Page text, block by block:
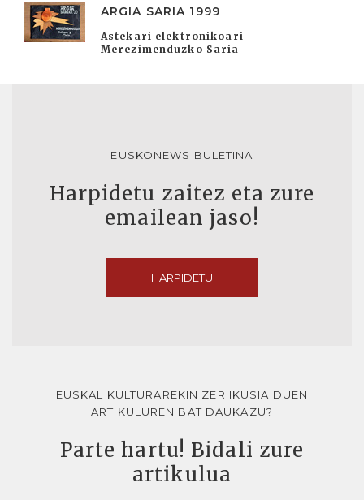
ARGIA SARIA 1999
Astekari elektronikoari
Merezimenduzko Saria
EUSKONEWS BULETINA
Harpidetu zaitez eta zure
emailean jaso!
HARPIDETU
EUSKAL KULTURAREKIN ZER IKUSIA DUEN
ARTIKULUREN BAT DAUKAZU?
Parte hartu! Bidali zure
artikulua